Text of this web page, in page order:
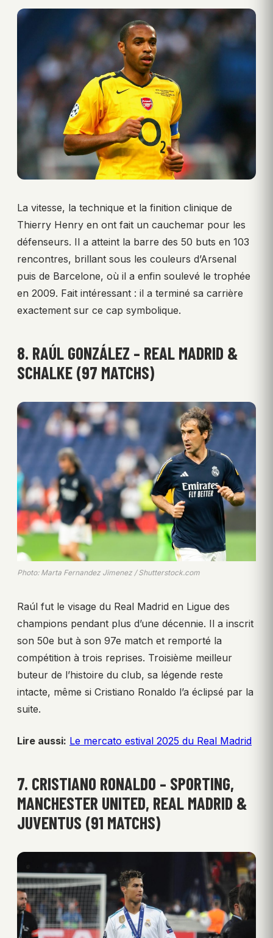
La vitesse, la technique et la finition clinique de
Thierry Henry en ont fait un cauchemar pour les
défenseurs. Il a atteint la barre des 50 buts en 103
rencontres, brillant sous les couleurs d’Arsenal
puis de Barcelone, où il a enfin soulevé le trophée
en 2009. Fait intéressant : il a terminé sa carrière
exactement sur ce cap symbolique.
8. RAÚL GONZÁLEZ – REAL MADRID &
SCHALKE (97 MATCHS)
Photo: Marta Fernandez Jimenez / Shutterstock.com
Raúl fut le visage du Real Madrid en Ligue des
champions pendant plus d’une décennie. Il a inscrit
son 50e but à son 97e match et remporté la
compétition à trois reprises. Troisième meilleur
buteur de l’histoire du club, sa légende reste
intacte, même si Cristiano Ronaldo l’a éclipsé par la
suite.
Lire aussi: Le mercato estival 2025 du Real Madrid
7. CRISTIANO RONALDO – SPORTING,
MANCHESTER UNITED, REAL MADRID &
JUVENTUS (91 MATCHS)